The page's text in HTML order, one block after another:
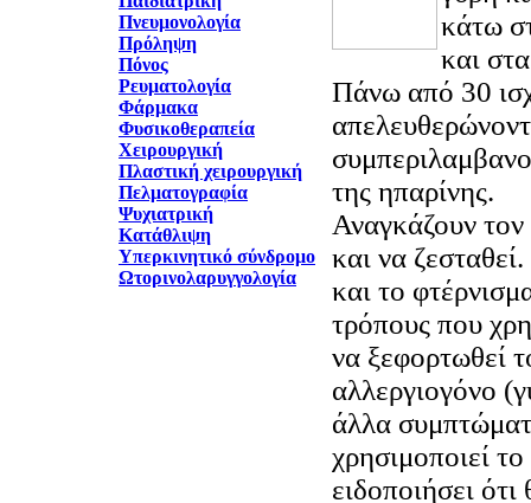
Πνευμονολογία
Πρόληψη
Πόνος
Ρευματολογία
Φάρμακα
Φυσικοθεραπεία
Χειρουργική
Πλαστική χειρουργική
Πελματογραφία
Ψυχιατρική
Κατάθλιψη
Υπερκινητικό σύνδρομο
Ωτορινολαρυγγολογία
κάτω
και
Πάνω από 30
της ηπαρίνης.
Αναγκάζουν τον
και να
και το
τρόπους που
να ξεφορτωθεί
αλλεργιογόνο
άλλα
χρησιμοποιεί
ειδοποιήσει